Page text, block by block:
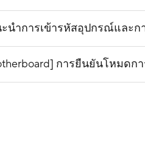
ะนำการเข้ารหัสอุปกรณ์และ
การยืนยันโหมดก